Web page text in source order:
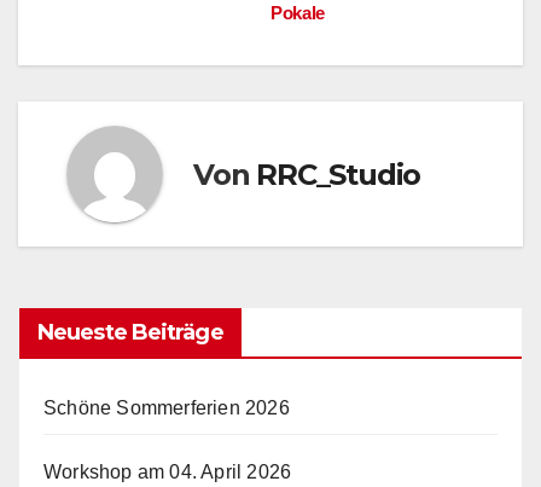
Pokale
Von RRC_Studio
Neueste Beiträge
Schöne Sommerferien 2026
Workshop am 04. April 2026